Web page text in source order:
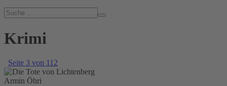
Krimi
Seite 3 von 112
Armin Öhri